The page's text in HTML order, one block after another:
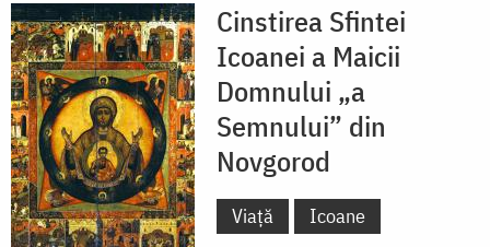
Cinstirea Sfintei
Icoanei a Maicii
Domnului „a
Semnului” din
Novgorod
Viață Icoane